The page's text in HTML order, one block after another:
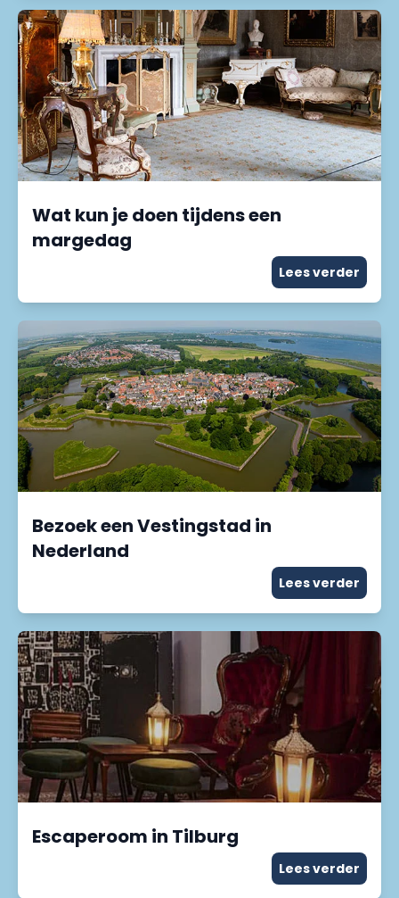
Wat kun je doen tijdens een
margedag
Lees verder
Bezoek een Vestingstad in
Nederland
Lees verder
Escaperoom in Tilburg
Lees verder